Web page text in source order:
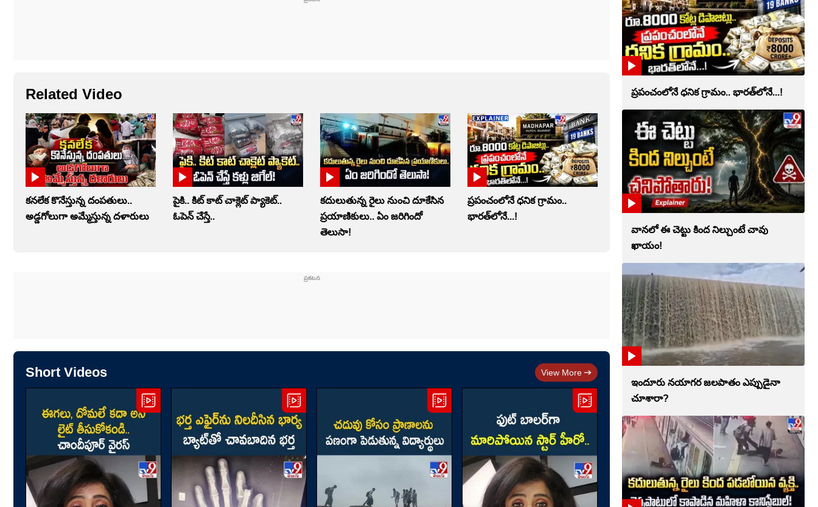
Related Video
కనలేక కొనేస్తున్న దంపతులు..
అడ్డగోలుగా అమ్మేస్తున్న దళారులు
పైకి.. కిట్‌ కాట్‌ చాక్లెట్ ప్యాకెట్‌..
ఓపెన్‌ చేస్తే..
కదులుతున్న రైలు నుంచి దూకేసిన
ప్రయాణికులు.. ఏం జరిగిందో
తెలుసా!
ప్రపంచంలోనే ధనిక గ్రామం..
భారత్‌లోనే...!
Short Videos View More
ప్రపంచంలోనే ధనిక గ్రామం.. భారత్‌లోనే...!
వానలో ఈ చెట్టు కింద నిల్చుంటే చావు
ఖాయం!
ఇందూరు నయాగర జలపాతం ఎప్పుడైనా
చూశారా?